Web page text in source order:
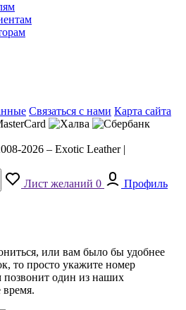
Связаться с нами Карта сайта
2026 – Exotic Leather |
Лист желаний 0
Профиль
или вам было бы удобнее
то просто укажите номер
позвонит один из наших